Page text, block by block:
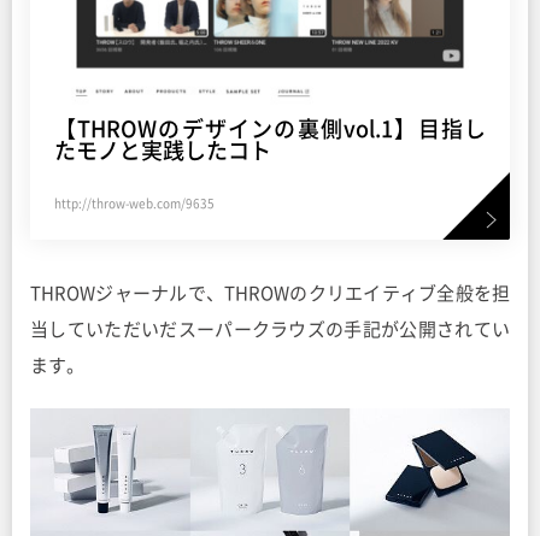
【THROWのデザインの裏側vol.1】目指し
たモノと実践したコト
http://throw-web.com/9635
THROWジャーナルで、THROWのクリエイティブ全般を担
当していただいだスーパークラウズの手記が公開されてい
ます。